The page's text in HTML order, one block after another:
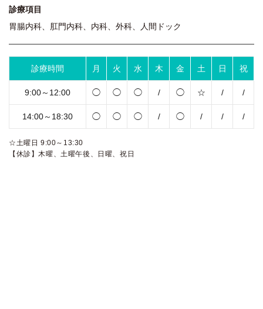
診療項目
胃腸内科、肛門内科、内科、外科、人間ドック
診療時間 月 火 水 木 金 土 日 祝
9:00～12:00 ◯ ◯ ◯ / ◯ ☆ / /
14:00～18:30 ◯ ◯ ◯ / ◯ / / /
☆土曜日 9:00～13:30
【休診】木曜、土曜午後、日曜、祝日